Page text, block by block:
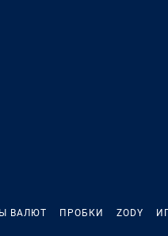
ВАЛЮТ ПРОБКИ ZODY